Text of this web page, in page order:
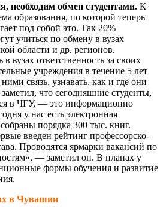
необходим обмен студентами. К
образования, по которой теперь
под собой это. Так 20%
учиться по обмену в вузах
области и др. регионов.
вузах ответственность за своих
учреждения в течение 5 лет
связь, узнавать, как и где они
что сегодняшние студенты,
в ЧГУ, — это информационно
у нас есть электронная
порядка 300 тыс. книг.
введен рейтинг профессорско-
Проводятся ярмарки вакансий по
— заметил он. В планах у
формы обучения и развитие
в Чувашии